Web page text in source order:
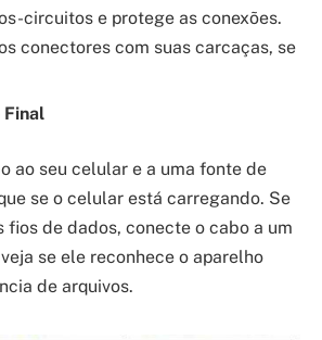
circuitos e protege as conexões.
conectores com suas carcaças, se
Final
ao seu celular e a uma fonte de
se o celular está carregando. Se
fios de dados, conecte o cabo a um
se ele reconhece o aparelho
de arquivos.